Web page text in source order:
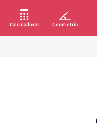
Calculadoras Geometría